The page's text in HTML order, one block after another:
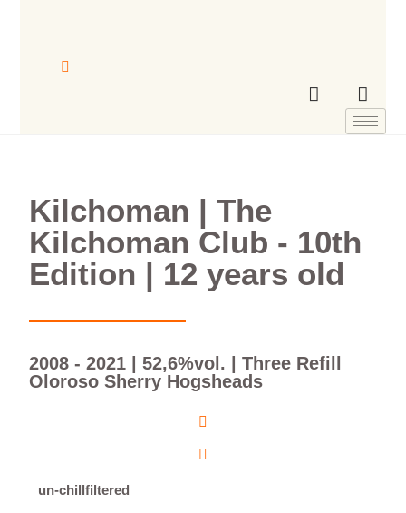
Kilchoman | The
Kilchoman Club - 10th
Edition | 12 years old
2008 - 2021 | 52,6%vol. | Three Refill
Oloroso Sherry Hogsheads
un-chillfiltered